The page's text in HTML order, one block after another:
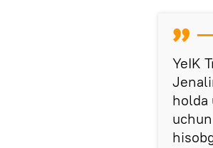
YeIK
holda